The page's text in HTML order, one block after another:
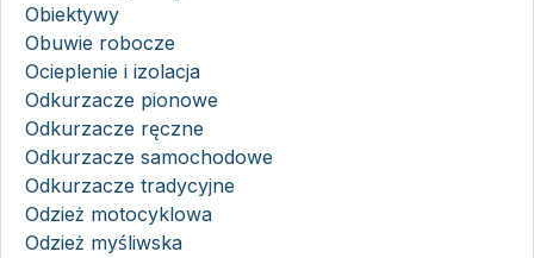
Obiektywy
Obuwie robocze
Ocieplenie i izolacja
Odkurzacze pionowe
Odkurzacze ręczne
Odkurzacze samochodowe
Odkurzacze tradycyjne
Odzież motocyklowa
Odzież myśliwska